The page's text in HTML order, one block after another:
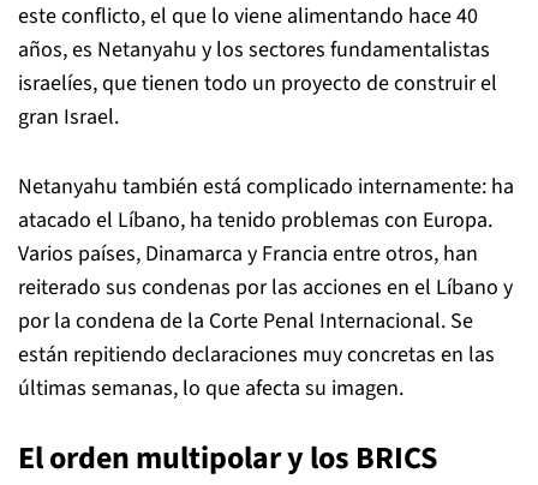
este conflicto, el que lo viene alimentando hace 40
años, es Netanyahu y los sectores fundamentalistas
israelíes, que tienen todo un proyecto de construir el
gran Israel.
Netanyahu también está complicado internamente: ha
atacado el Líbano, ha tenido problemas con Europa.
Varios países, Dinamarca y Francia entre otros, han
reiterado sus condenas por las acciones en el Líbano y
por la condena de la Corte Penal Internacional. Se
están repitiendo declaraciones muy concretas en las
últimas semanas, lo que afecta su imagen.
El orden multipolar y los BRICS